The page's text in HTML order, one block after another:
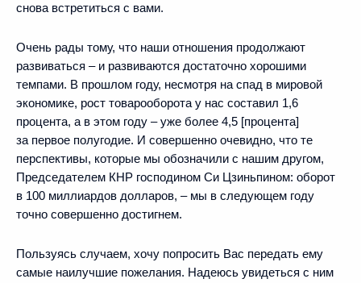
снова встретиться с вами.
Очень рады тому, что наши отношения продолжают
развиваться – и развиваются достаточно хорошими
темпами. В прошлом году, несмотря на спад в мировой
экономике, рост товарооборота у нас составил 1,6
процента, а в этом году – уже более 4,5 [процента]
за первое полугодие. И совершенно очевидно, что те
перспективы, которые мы обозначили с нашим другом,
Председателем КНР господином Си Цзиньпином: оборот
в 100 миллиардов долларов, – мы в следующем году
точно совершенно достигнем.
Пользуясь случаем, хочу попросить Вас передать ему
самые наилучшие пожелания. Надеюсь увидеться с ним